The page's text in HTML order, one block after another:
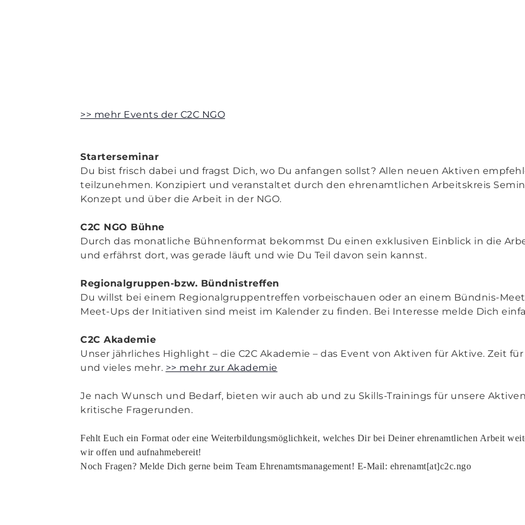
>> mehr Events der C2C NGO
Starterseminar
Du bist frisch dabei und fragst Dich, wo Du anfangen sollst? Allen neuen Aktiven
teilzunehmen. Konzipiert und veranstaltet durch den ehrenamtlichen Arbeitskreis
Konzept und über die Arbeit in der NGO.
C2C NGO Bühne
Durch das monatliche Bühnenformat bekommst Du einen exklusiven Einblick in die
und erfährst dort, was gerade läuft und wie Du Teil davon sein kannst.
Regionalgruppen-bzw. Bündnistreffen
Du willst bei einem Regionalgruppentreffen vorbeischauen oder an einem Bündnis-
Meet-Ups der Initiativen sind meist im Kalender zu finden. Bei Interesse melde Dich
C2C Akademie
Unser jährliches Highlight – die C2C Akademie – das Event von Aktiven für Aktive. Zeit
und vieles mehr. >> mehr zur Akademie
Je nach Wunsch und Bedarf, bieten wir auch ab und zu Skills-Trainings für unsere
kritische Fragerunden.
Fehlt Euch ein Format oder eine Weiterbildungsmöglichkeit, welches Dir bei Deiner ehrenamtlichen Arbeit
wir offen und aufnahmebereit!
Noch Fragen? Melde Dich gerne beim Team Ehrenamtsmanagement! E-Mail: ehrenamt[at]c2c.ngo